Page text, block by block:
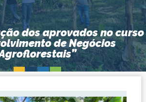
dos aprovados no curso
de Negócios